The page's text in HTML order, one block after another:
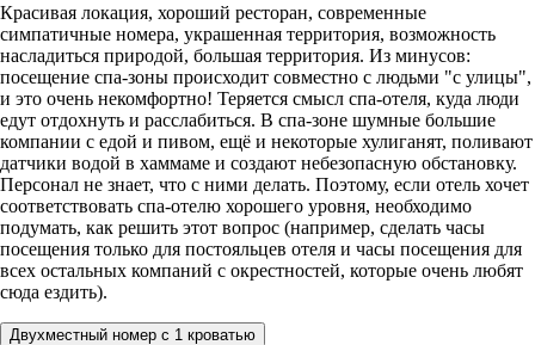
Красивая локация, хороший ресторан, современные
симпатичные номера, украшенная территория, возможность
насладиться природой, большая территория. Из минусов:
посещение спа-зоны происходит совместно с людьми "с улицы",
и это очень некомфортно! Теряется смысл спа-отеля, куда люди
едут отдохнуть и расслабиться. В спа-зоне шумные большие
компании с едой и пивом, ещё и некоторые хулиганят, поливают
датчики водой в хаммаме и создают небезопасную обстановку.
Персонал не знает, что с ними делать. Поэтому, если отель хочет
соответствовать спа-отелю хорошего уровня, необходимо
подумать, как решить этот вопрос (например, сделать часы
посещения только для постояльцев отеля и часы посещения для
всех остальных компаний с окрестностей, которые очень любят
сюда ездить).
Двухместный номер с 1 кроватью